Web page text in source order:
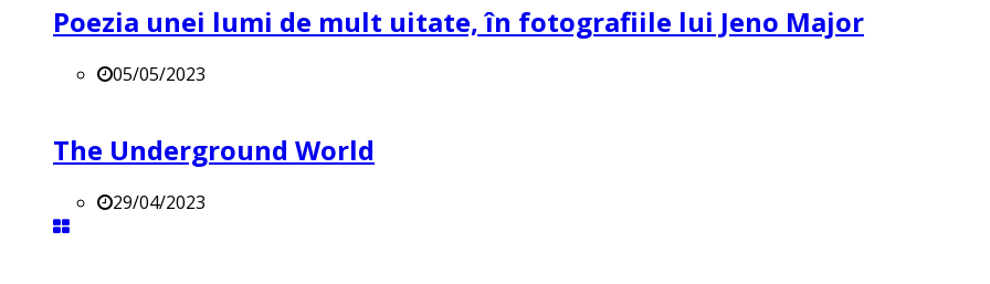
Poezia unei lumi de mult uitate, în fotografiile lui Jeno Major
05/05/2023
The Underground World
29/04/2023